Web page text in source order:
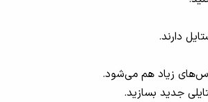
دارند.
زیاد هم می‌شود.
جدید بسازید.